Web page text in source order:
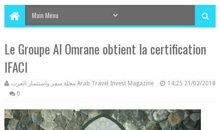
Le Groupe Al Omrane obtient la certification
IFACI
مجلة سفر واستثمار العرب Arab Travel Invest Magazine 14:25 21/02/2018
0